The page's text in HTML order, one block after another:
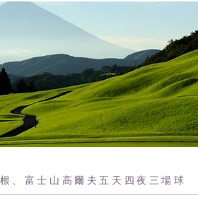
、富士山高爾夫五天四夜三場球